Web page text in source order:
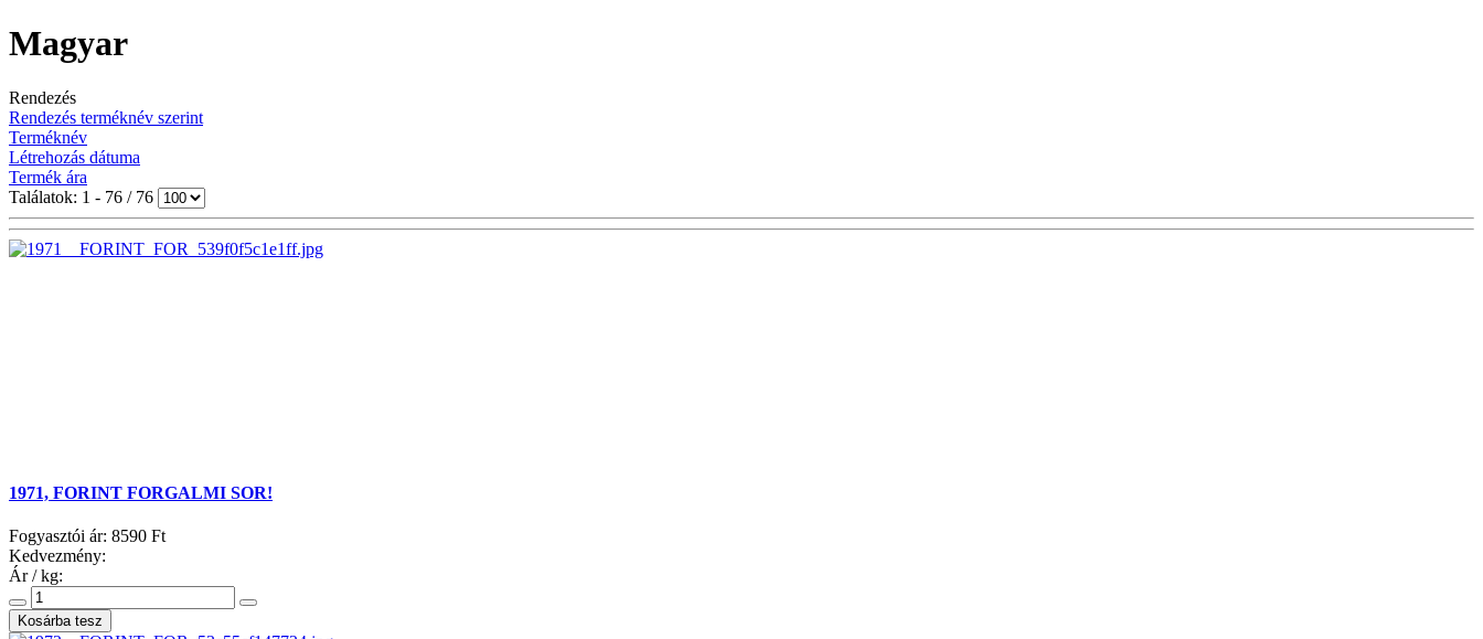
Magyar
Rendezés
Rendezés terméknév szerint
Terméknév
Létrehozás dátuma
Termék ára
Találatok: 1 - 76 / 76
1971, FORINT FORGALMI SOR!
Fogyasztói ár: 8590 Ft
Kedvezmény:
Ár / kg: